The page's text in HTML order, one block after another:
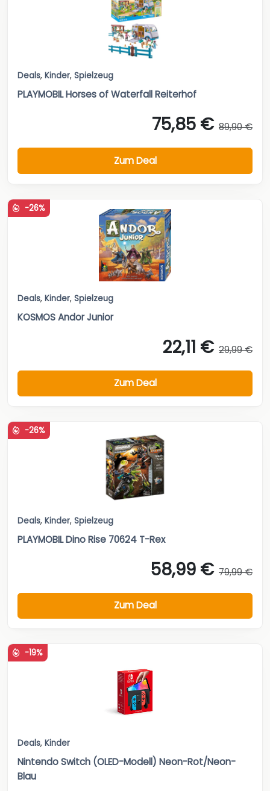
Deals, Kinder, Spielzeug
PLAYMOBIL Horses of Waterfall Reiterhof
75,85 € 89,90 €
Zum Deal
-26%
Deals, Kinder, Spielzeug
KOSMOS Andor Junior
22,11 € 29,99 €
Zum Deal
-26%
Deals, Kinder, Spielzeug
PLAYMOBIL Dino Rise 70624 T-Rex
58,99 € 79,99 €
Zum Deal
-19%
Deals, Kinder
Nintendo Switch (OLED-Modell) Neon-Rot/Neon-
Blau